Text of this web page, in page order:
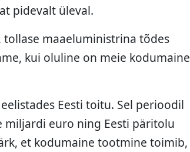
pidevalt üleval.
tollase maaeluministrina tõdes
kui oluline on meie kodumaine
Eesti toitu. Sel perioodil
miljardi euro ning Eesti päritolu
et kodumaine tootmine toimib,